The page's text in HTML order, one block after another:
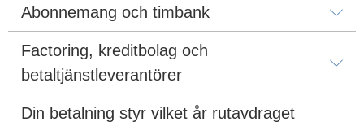
Abonnemang och timbank
Factoring, kreditbolag och
betaltjänstleverantörer
Din betalning styr vilket år rutavdraget